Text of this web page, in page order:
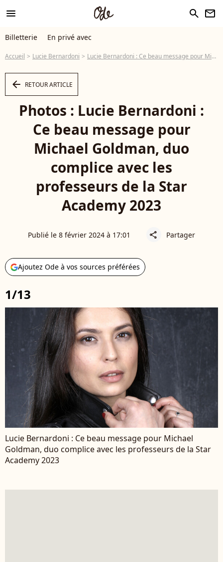
menu search newsletter
Billetterie En privé avec
Accueil Lucie Bernardoni Lucie Bernardoni : Ce beau message pour Michael Goldman, duo complice avec les professeurs de la Star Academy 2023
arrow_left RETOUR ARTICLE
Photos : Lucie Bernardoni :
Ce beau message pour
Michael Goldman, duo
complice avec les
professeurs de la Star
Academy 2023
Publié le 8 février 2024 à 17:01 share Partager
Ajoutez Ode à vos sources préférées
1/13
Lucie Bernardoni : Ce beau message pour Michael
Goldman, duo complice avec les professeurs de la Star
Academy 2023